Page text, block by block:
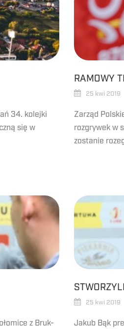
34. kolejki
się w
RAMOWY
25 kwi 2019
Zarząd
rozgrywek w
zostanie
z Bruk-
25 kwi 2019
Jakub Bąk